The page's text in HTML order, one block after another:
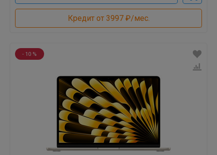
Кредит от 3997 ₽/мес.
- 10 %